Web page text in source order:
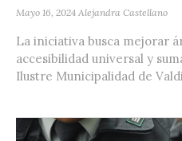
Mayo 16, 2024 Alejandra Castellano
La iniciativa busca mejorar
accesibilidad universal y
Ilustre Municipalidad de